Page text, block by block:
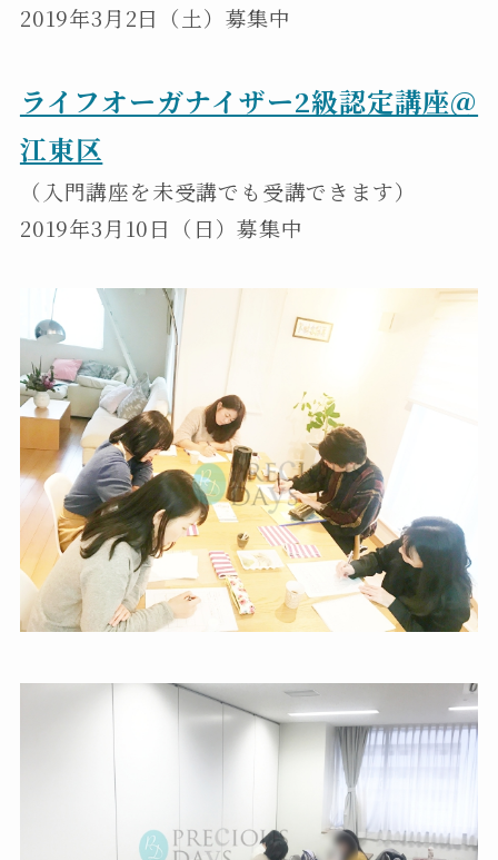
2019年3月2日（土）募集中
ライフオーガナイザー2級認定講座＠
江東区
（入門講座を未受講でも受講できます）
2019年3月10日（日）募集中